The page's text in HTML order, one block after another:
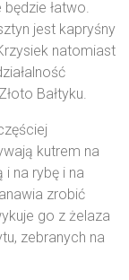
będzie łatwo.
jest kapryśny
natomiast
Bałtyku.
kutrem na
i na rybę i na
zrobić
go z żelaza
zebranych na